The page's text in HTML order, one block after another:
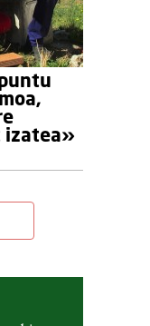
izatea»